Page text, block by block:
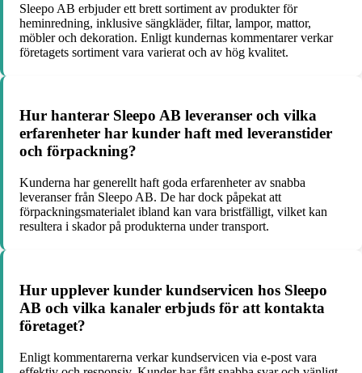
Sleepo AB erbjuder ett brett sortiment av produkter för
heminredning, inklusive sängkläder, filtar, lampor, mattor,
möbler och dekoration. Enligt kundernas kommentarer verkar
företagets sortiment vara varierat och av hög kvalitet.
Hur hanterar Sleepo AB leveranser och vilka
erfarenheter har kunder haft med leveranstider
och förpackning?
Kunderna har generellt haft goda erfarenheter av snabba
leveranser från Sleepo AB. De har dock påpekat att
förpackningsmaterialet ibland kan vara bristfälligt, vilket kan
resultera i skador på produkterna under transport.
Hur upplever kunder kundservicen hos Sleepo
AB och vilka kanaler erbjuds för att kontakta
företaget?
Enligt kommentarerna verkar kundservicen via e-post vara